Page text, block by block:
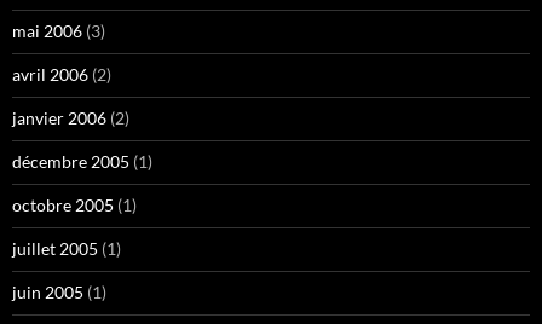
mai 2006 (3)
avril 2006 (2)
janvier 2006 (2)
décembre 2005 (1)
octobre 2005 (1)
juillet 2005 (1)
juin 2005 (1)